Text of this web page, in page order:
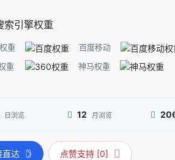
索引擎权重
重 百度移动
重
神马权重
日浏览 12 月浏览
直达 点赞支持 [0]